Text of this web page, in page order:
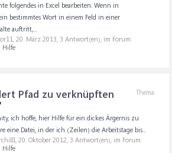
folgendes in Excel bearbeiten: Wenn in
bestimmtes Wort in einem Feld in einer
auftritt,...
20. März 2013, 3 Antwort(en), im Forum:
Hilfe
Thema
Pfad zu verknüpften
ich hoffe, hier Hilfe für ein dickes Ärgernis zu
eine Datei, in der ich (Zeilen) die Arbeitstage bis...
20. Oktober 2012, 3 Antwort(en), im Forum:
Hilfe